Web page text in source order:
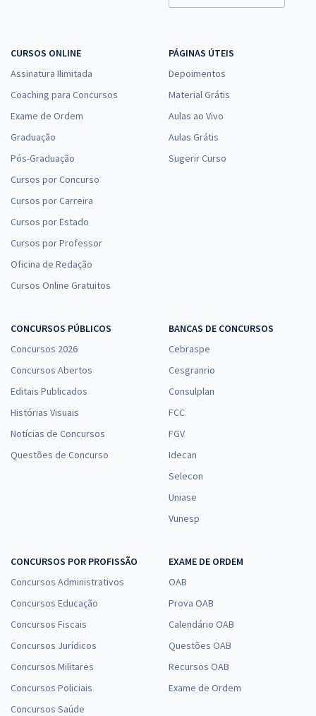
CURSOS ONLINE
Assinatura Ilimitada
Coaching para Concursos
Exame de Ordem
Graduação
Pós-Graduação
Cursos por Concurso
Cursos por Carreira
Cursos por Estado
Cursos por Professor
Oficina de Redação
Cursos Online Gratuitos
PÁGINAS ÚTEIS
Depoimentos
Material Grátis
Aulas ao Vivo
Aulas Grátis
Sugerir Curso
CONCURSOS PÚBLICOS
Concursos 2026
Concursos Abertos
Editais Publicados
Histórias Visuais
Notícias de Concursos
Questões de Concurso
BANCAS DE CONCURSOS
Cebraspe
Cesgranrio
Consulplan
FCC
FGV
Idecan
Selecon
Uniase
Vunesp
CONCURSOS POR PROFISSÃO
Concursos Administrativos
Concursos Educação
Concursos Fiscais
Concursos Jurídicos
Concursos Militares
Concursos Policiais
Concursos Saúde
EXAME DE ORDEM
OAB
Prova OAB
Calendário OAB
Questões OAB
Recursos OAB
Exame de Ordem